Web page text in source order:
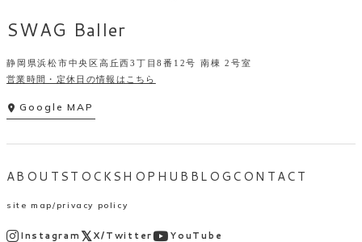
SWAG Baller
静岡県浜松市中央区高丘西3丁目8番12号 南棟 2号室
営業時間・定休日の情報はこちら
Google MAP
ABOUTSTOCKSHOP HUB BLOGCONTACT
site map privacy policy
Instagram X/Twitter YouTube